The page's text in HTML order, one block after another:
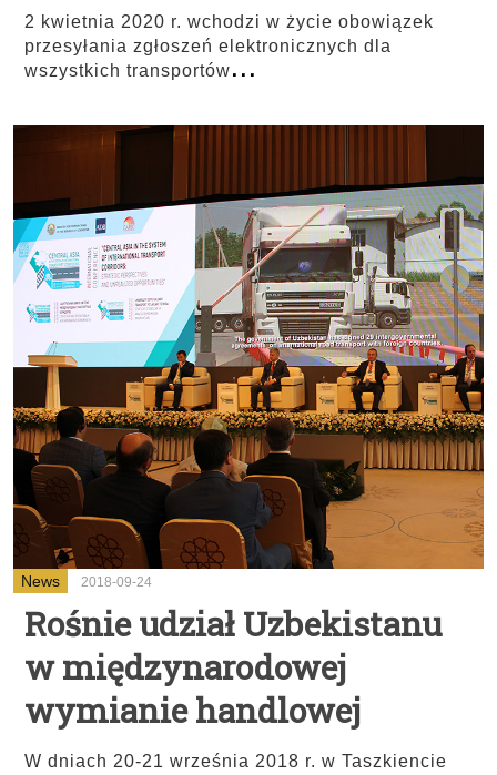
2 kwietnia 2020 r. wchodzi w życie obowiązek
przesyłania zgłoszeń elektronicznych dla
wszystkich transportów...
News 2018-09-24
Rośnie udział Uzbekistanu
w międzynarodowej
wymianie handlowej
W dniach 20-21 września 2018 r. w Taszkiencie